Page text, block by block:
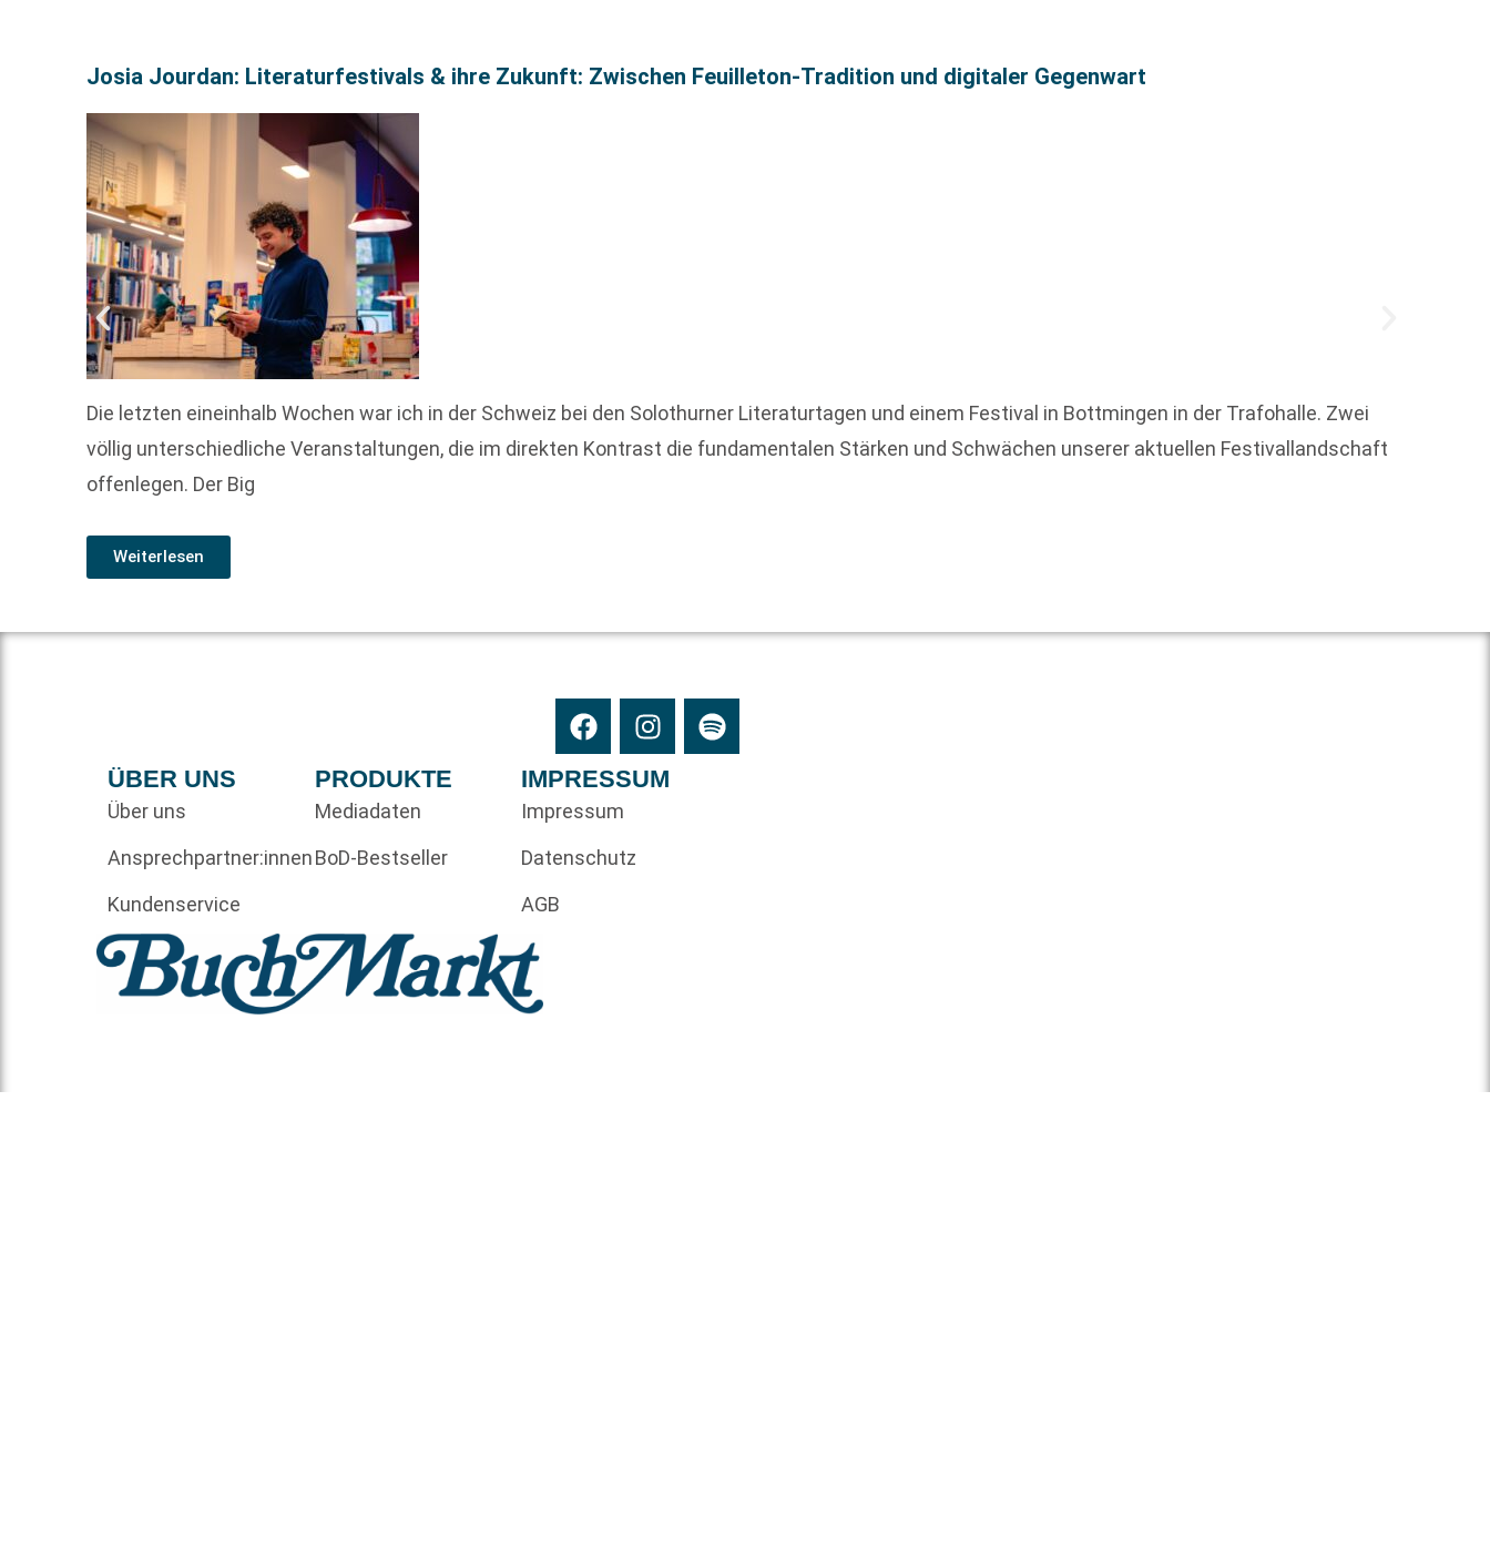
Josia Jourdan: Literaturfestivals & ihre Zukunft: Zwischen Feuilleton-Tradition und digitaler Gegenwart
Die letzten eineinhalb Wochen war ich in der Schweiz bei den Solothurner Literaturtagen und einem Festival in Bottmingen in der Trafohalle. Zwei
völlig unterschiedliche Veranstaltungen, die im direkten Kontrast die fundamentalen Stärken und Schwächen unserer aktuellen Festivallandschaft
offenlegen. Der Big
Weiterlesen
ÜBER UNS
Über uns
Ansprechpartner:innen
Kundenservice
PRODUKTE
Mediadaten
BoD-Bestseller
IMPRESSUM
Impressum
Datenschutz
AGB